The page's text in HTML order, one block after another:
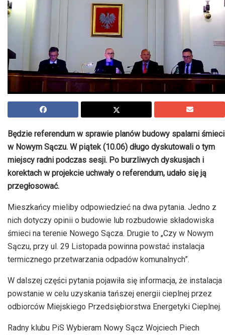
Będzie referendum w sprawie planów budowy spalarni śmieci
w Nowym Sączu. W piątek (10.06) długo dyskutowali o tym
miejscy radni podczas sesji. Po burzliwych dyskusjach i
korektach w projekcie uchwały o referendum, udało się ją
przegłosować.
Mieszkańcy mieliby odpowiedzieć na dwa pytania. Jedno z
nich dotyczy opinii o budowie lub rozbudowie składowiska
śmieci na terenie Nowego Sącza. Drugie to „Czy w Nowym
Sączu, przy ul. 29 Listopada powinna powstać instalacja
termicznego przetwarzania odpadów komunalnych”.
W dalszej części pytania pojawiła się informacja, że instalacja
powstanie w celu uzyskania tańszej energii cieplnej przez
odbiorców Miejskiego Przedsiębiorstwa Energetyki Cieplnej.
Radny klubu PiS Wybieram Nowy Sącz Wojciech Piech